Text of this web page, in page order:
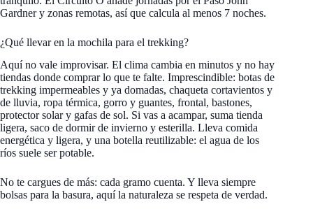
Gardner y zonas remotas, así que calcula al menos 7 noches.
¿Qué llevar en la mochila para el trekking?
Aquí no vale improvisar. El clima cambia en minutos y no hay
tiendas donde comprar lo que te falte. Imprescindible: botas de
trekking impermeables y ya domadas, chaqueta cortavientos y
de lluvia, ropa térmica, gorro y guantes, frontal, bastones,
protector solar y gafas de sol. Si vas a acampar, suma tienda
ligera, saco de dormir de invierno y esterilla. Lleva comida
energética y ligera, y una botella reutilizable: el agua de los
ríos suele ser potable.
No te cargues de más: cada gramo cuenta. Y lleva siempre
bolsas para la basura, aquí la naturaleza se respeta de verdad.